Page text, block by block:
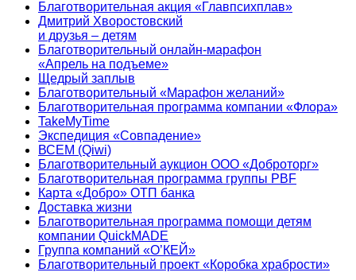
Благотворительная акция «Главпсихплав»
Дмитрий Хворостовский
и друзья – детям
Благотворительный онлайн‑марафон
«Апрель на подъеме»
Щедрый заплыв
Благотворительный «Марафон желаний»
Благотворительная программа компании «Флора»
TakeMyTime
Экспедиция «Совпадение»
ВСЕМ (Qiwi)
Благотворительный аукцион ООО «Доброторг»
Благотворительная программа группы PBF
Карта «Добро» ОТП банка
Доставка жизни
Благотворительная программа помощи детям
компании QuickMADE
Группа компаний «О’КЕЙ»
Благотворительный проект «Коробка храбрости»